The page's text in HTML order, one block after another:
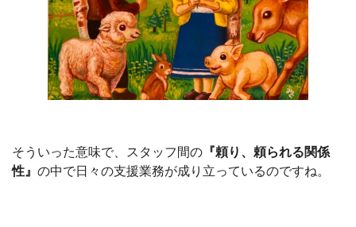
そういった意味で、スタッフ間の 『頼り、頼られる関係
性』 の中で日々の支援業務が成り立っているのですね。